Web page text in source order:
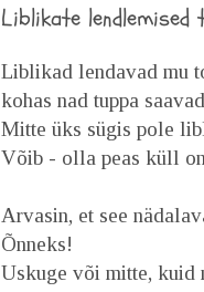
Liblikate lendlemised
Liblikad lendavad mu
kohas nad tuppa
Mitte üks sügis pole
Võib - olla peas küll
Arvasin, et see
Õnneks!
Uskuge või mitte, kuid